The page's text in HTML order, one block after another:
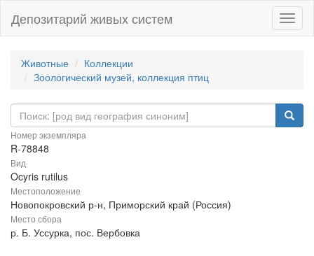
Депозитарий живых систем
Животные
Коллекции
Зоологический музей, коллекция птиц
Номер экземпляра
R-78848
Вид
Ocyris rutilus
Местоположение
Новопокровский р-н, Приморский край (Россия)
Место сбора
р. Б. Уссурка, пос. Вербовка